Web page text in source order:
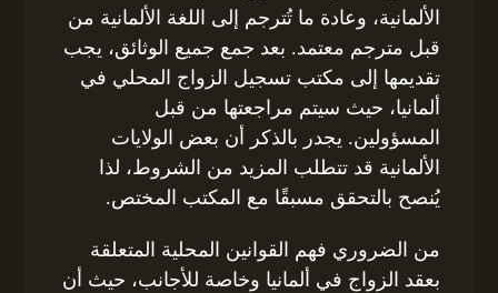
الألمانية، وعادة ما تُترجم إلى اللغة الألمانية من
قبل مترجم معتمد. بعد جمع جميع الوثائق، يجب
تقديمها إلى مكتب تسجيل الزواج المحلي في
ألمانيا، حيث سيتم مراجعتها من قبل
المسؤولين. يجدر بالذكر أن بعض الولايات
الألمانية قد تتطلب المزيد من الشروط، لذا
يُنصح بالتحقق مسبقًا مع المكتب المختص.
من الضروري فهم القوانين المحلية المتعلقة
بعقد الزواج في ألمانيا وخاصة للأجانب، حيث أن